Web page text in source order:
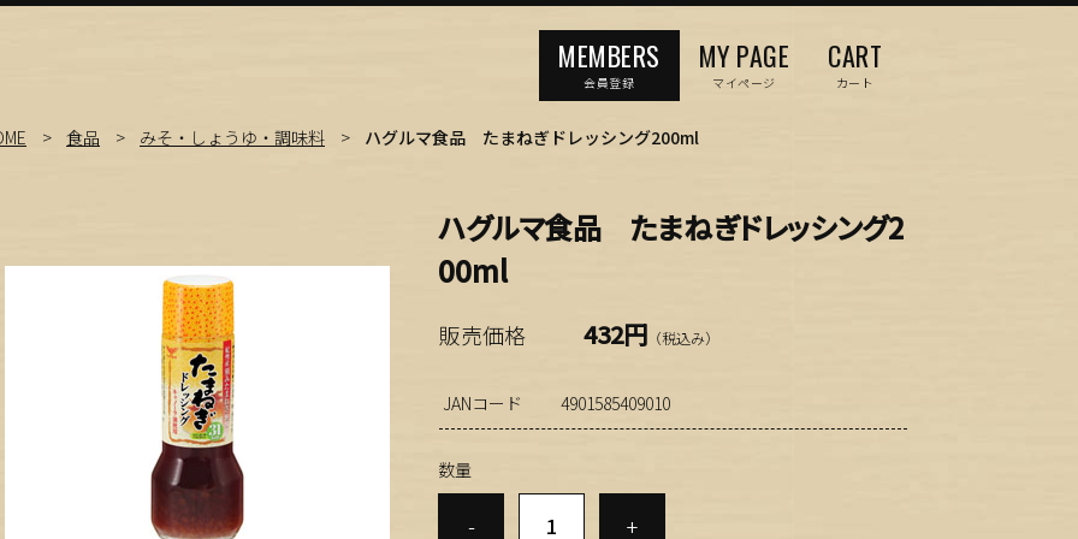
MEMBERS
会員登録
MY PAGE
マイページ
CART
カート
食品 みそ・しょうゆ・調味料 ハグルマ食品 たまねぎドレッシング200ml
ハグルマ食品 たまねぎドレッシング2
00ml
販売価格 432円 （税込み）
JANコード 4901585409010
数量
- +